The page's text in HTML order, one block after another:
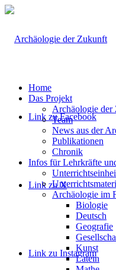
Link zu Facebook
Link zu X
Link zu Instagram
Home
Das Projekt
Archäologie der
Team
News aus der
Publikationen
Chronik
Infos für Lehrkräfte
Archäologie im
Biologie
Deutsch
Geografie
Kunst
Latein